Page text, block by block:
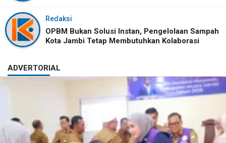
Redaksi
OPBM Bukan Solusi Instan, Pengelolaan Sampah
Kota Jambi Tetap Membutuhkan Kolaborasi
ADVERTORIAL